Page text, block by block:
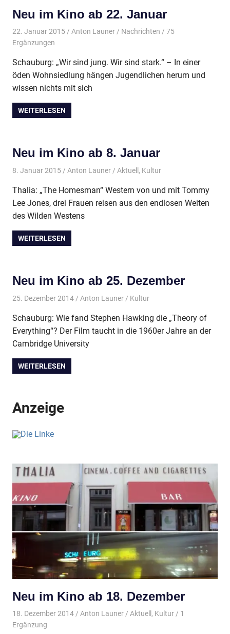
Neu im Kino ab 22. Januar
22. Januar 2015 Anton Launer Nachrichten / 75
Ergänzungen
Schauburg: „Wir sind jung. Wir sind stark.“ – In einer
öden Wohnsiedlung hängen Jugendlichen herum und
wissen nichts mit sich
WEITERLESEN
Neu im Kino ab 8. Januar
8. Januar 2015 Anton Launer Aktuell , Kultur
Thalia: „The Homesman“ Western von und mit Tommy
Lee Jones, drei Frauen reisen aus den endlosen Weiten
des Wilden Westens
WEITERLESEN
Neu im Kino ab 25. Dezember
25. Dezember 2014 Anton Launer Kultur
Schauburg: Wie fand Stephen Hawking die „Theory of
Everything“? Der Film taucht in die 1960er Jahre an der
Cambridge University
WEITERLESEN
Anzeige
Neu im Kino ab 18. Dezember
18. Dezember 2014 Anton Launer Aktuell , Kultur/ 1
Ergänzung